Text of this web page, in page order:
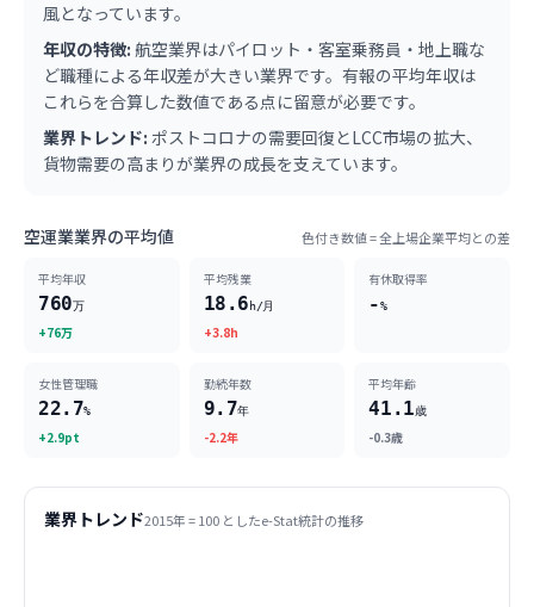
風となっています。
年収の特徴: 航空業界はパイロット・客室乗務員・地上職な
ど職種による年収差が大きい業界です。有報の平均年収は
これらを合算した数値である点に留意が必要です。
業界トレンド: ポストコロナの需要回復とLCC市場の拡大、
貨物需要の高まりが業界の成長を支えています。
空運業業界の平均値 色付き数値 = 全上場企業平均との差
平均年収
760万
+76万
平均残業
18.6h/月
+3.8h
有休取得率
-%
女性管理職
22.7%
+2.9pt
勤続年数
9.7年
-2.2年
平均年齢
41.1歳
-0.3歳
業界トレンド2015年 = 100 としたe-Stat統計の推移